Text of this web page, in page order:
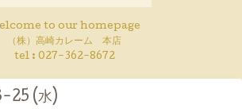
to our homepage
（株）高崎カレーム 本店
tel : 027-362-8672
25 (水)